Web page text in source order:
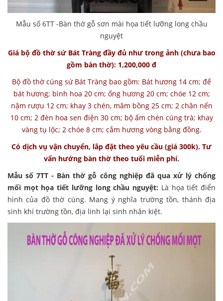
Mẫu số 6TT -Bàn thờ gỗ sơn mài họa tiết lưỡng long chầu
nguyệt
Giá bộ đồ thờ sứ Bát Tràng đầy đủ như trong ảnh (chưa bao
gồm bàn thờ): 1,200,000 đ
Bộ đồ thờ cúng sứ Bát Tràng bao gồm: Bát hương 14 cm; đế
bát hương; bình hoa 20 cm; ống hương 20 cm; chóe 12 cm;
nậm rượu 12 cm; khay 3 chén, mâm bồng 25 cm; 2 chân nến
10 cm; 2 đèn hoa sen điện 30 cm; bộ ấm chén cúng trà; khay
vàng tụ lộc; 2 chóe 8 cm; cắm hương vòng bằng đồng.
Có dịch vụ vận chuyển, lắp đặt theo yêu cầu (giá 300k). Tư
vấn hướng bàn thờ theo tuổi miễn phí.
Mẫu số 7TT - Bàn thờ gỗ công nghiệp đã qua xử lý chống
mối mọt họa tiết lưỡng long chầu nguyệt: Là họa tiết điển
hình của đồ thờ cúng. Mang ý nghĩa trường tồn, thánh địa
sinh khí trường tồn, địa linh lại sinh nhân kiệt.